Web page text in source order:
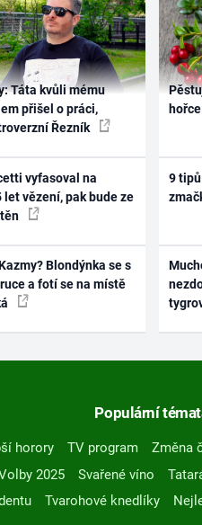
Táta kvůli mému
přišel o práci,
Řezník
vyfasoval na
let vězení, pak bude ze
Blondýnka se s
a fotí se na místě
9
Populární
horory TV program Změna
2025 Svařené víno
Tvarohové knedlíky